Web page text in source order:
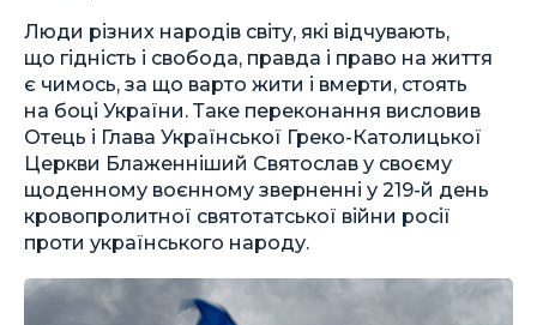
Люди різних народів світу, які відчувають,
що гідність і свобода, правда і право на життя
є чимось, за що варто жити і вмерти, стоять
на боці України. Таке переконання висловив
Отець і Глава Української Греко-Католицької
Церкви Блаженніший Святослав у своєму
щоденному воєнному зверненні у 219-й день
кровопролитної святотатської війни росії
проти українського народу.